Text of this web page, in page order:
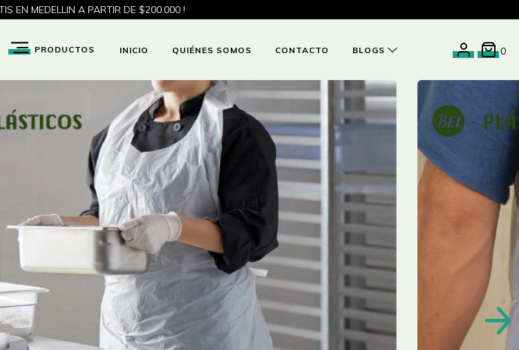
EN MEDELLIN A PARTIR DE $200.000 !
INICIO QUIÉNES SOMOS CONTACTO BLOGS 0